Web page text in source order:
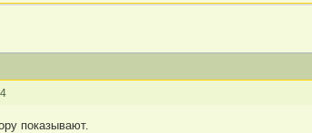
показывают.